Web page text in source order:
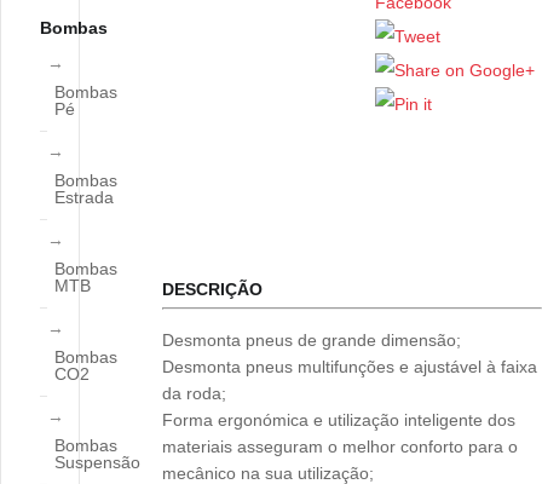
DESCRIÇÃO
Desmonta pneus de grande dimensão;
Desmonta pneus multifunções e ajustável à faixa
da roda;
Forma ergonómica e utilização inteligente dos
materiais asseguram o melhor conforto para o
mecânico na sua utilização;
Bombas
Bombas
Pé
Bombas
Estrada
Bombas
MTB
Bombas
CO2
Bombas
Suspensão